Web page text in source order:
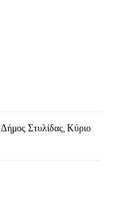
Δήμος Στυλίδας, Κύριο